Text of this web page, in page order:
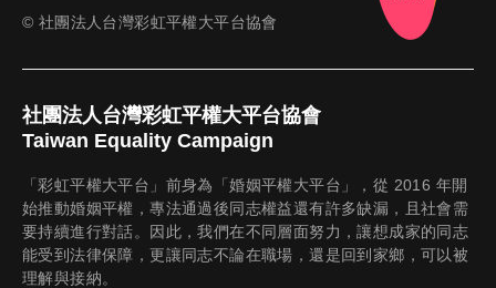
© 社團法人台灣彩虹平權大平台協會
社團法人台灣彩虹平權大平台協會
Taiwan Equality Campaign
「彩虹平權大平台」前身為「婚姻平權大平台」，從 2016 年開
始推動婚姻平權，專法通過後同志權益還有許多缺漏，且社會需
要持續進行對話。因此，我們在不同層面努力，讓想成家的同志
能受到法律保障，更讓同志不論在職場，還是回到家鄉，可以被
理解與接納。